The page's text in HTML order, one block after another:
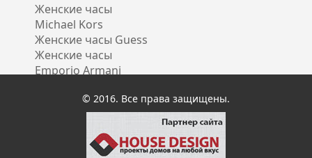
Женские часы
Michael Kors
Женские часы Guess
Женские часы
Emporio Armani
© 2016. Все права защищены.